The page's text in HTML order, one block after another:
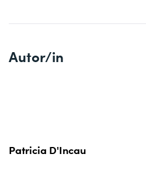
Autor/in
Patricia D'Incau